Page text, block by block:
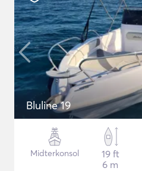
Bluline 19
Midterkonsol
19 ft
6 m